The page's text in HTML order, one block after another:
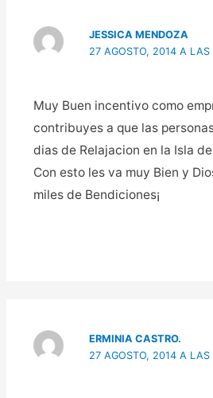
JESSICA MENDOZA
27 AGOSTO, 2014 A
Muy Buen incentivo como
contribuyes a que las
dias de Relajacion en la Isla
Con esto les va muy Bien y
miles de Bendiciones¡
ERMINIA CASTRO.
27 AGOSTO, 2014 A